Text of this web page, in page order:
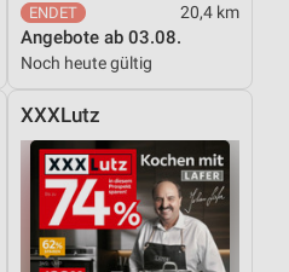
20,4 km
Angebote ab 03.08.
Noch heute gültig
XXXLutz